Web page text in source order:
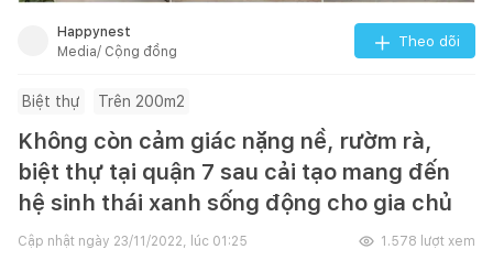
Happynest
Media/ Cộng đồng
Theo dõi
Biệt thự Trên 200m2
Không còn cảm giác nặng nề, rườm rà,
biệt thự tại quận 7 sau cải tạo mang đến
hệ sinh thái xanh sống động cho gia chủ
Cập nhật ngày 23/11/2022, lúc 01:25 1.578 lượt xem